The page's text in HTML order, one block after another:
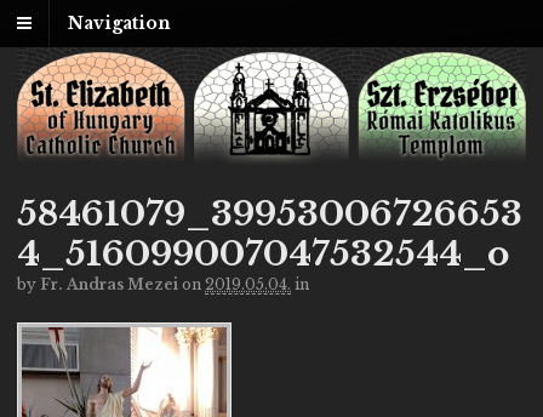
Navigation
58461079_39953006726653
4_516099007047532544_o
by Fr. Andras Mezei on 2019.05.04. in